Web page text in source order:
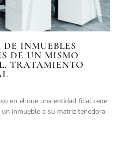
INMUEBLES
DE UN MISMO
TRATAMIENTO
en el que una entidad filial cede
inmueble a su matriz tenedora